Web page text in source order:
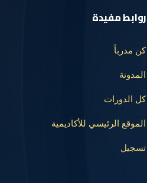
روابط مفيدة
كن مدرباً
المدونة
كل الدورات
الموقع الرئيسي للأكاديمية
تسجيل